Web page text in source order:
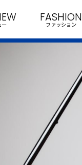
ー
FASHION
ファッション